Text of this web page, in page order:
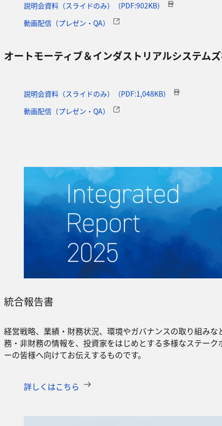
説明会資料（スライドのみ）（PDF:902KB）
動画配信（プレゼン・QA）
オートモーティブ＆インダストリアルシステム
説明会資料（スライドのみ）（PDF:1,048KB）
動画配信（プレゼン・QA）
統合報告書
経営戦略、業績・財務状況、環境やガバナンスの取り組みな
務・非財務の情報を、投資家をはじめとする多様なステーク
ーの皆様へ向けてお伝えするものです。
詳しくはこちら